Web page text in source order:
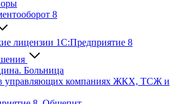
8
лицензии 1С:Предприятие 8
Больница
управляющих компаниях ЖКХ, ТСЖ и